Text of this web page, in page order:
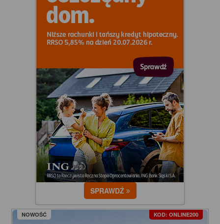
SPRAWDŹ
NOWOŚĆ KOD: ONLINE200